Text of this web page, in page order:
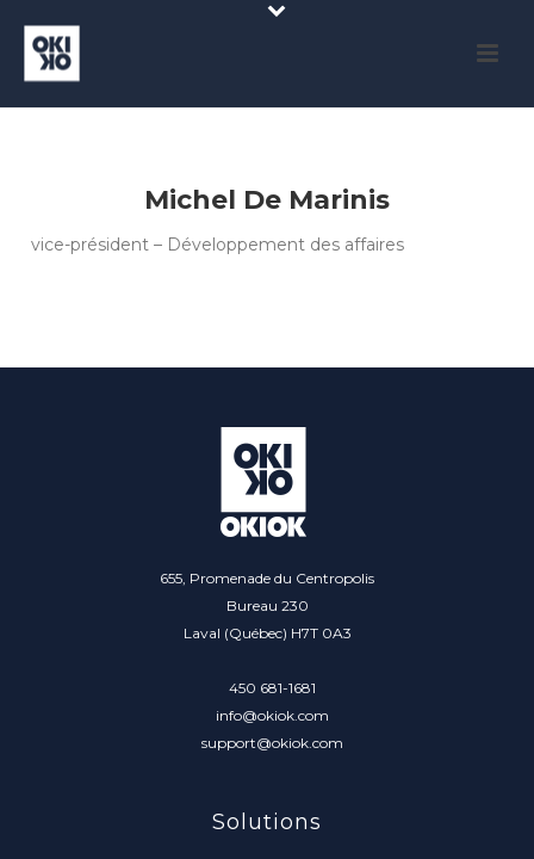
Michel De Marinis
vice-président – Développement des affaires
655, Promenade du Centropolis
Bureau 230
Laval (Québec) H7T 0A3
450 681-1681
info@okiok.com
support@okiok.com
Solutions